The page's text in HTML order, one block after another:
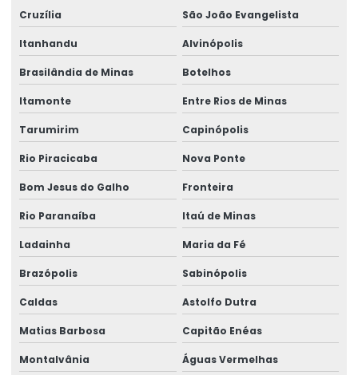
Perito de insalubridade
Perito insalubridade e periculosidade
Programa de inclusão de afastados
Reinclusão de afastados
Serviço de assessoria sst
Serviço de assistência pericial
Serviço de avaliação ergonômica
Serviço de consultoria em ergonomia
Serviço de perícia judicial
Serviço de perícia médica
Cruzília São João Evangelista
Itanhandu Alvinópolis
Brasilândia de Minas Botelhos
Itamonte Entre Rios de Minas
Tarumirim Capinópolis
Rio Piracicaba Nova Ponte
Bom Jesus do Galho Fronteira
Rio Paranaíba Itaú de Minas
Ladainha Maria da Fé
Brazópolis Sabinópolis
Caldas Astolfo Dutra
Matias Barbosa Capitão Enéas
Montalvânia Águas Vermelhas